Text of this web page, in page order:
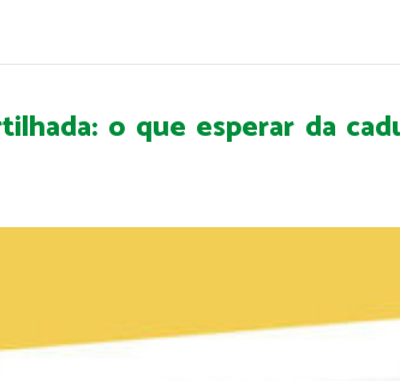
o que esperar da